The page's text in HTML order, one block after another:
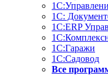
1С:
1С:ERP
1С:Гаражи
1С:Садовод
Все